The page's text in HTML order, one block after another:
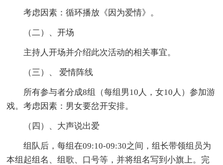
考虑因素：循环播放《因为爱情》。
（二）、开场
主持人开场并介绍此次活动的相关事宜。
（三）、 爱情阵线
所有参与者分成8组（每组男10人，女10人）参加游
戏。考虑因素：男女要岔开安排。
（四）、大声说出爱
组队后，每组在09:10-09:30之间，组长带领组员为
本组起组名、组歌、口号等，并将组名写到小旗上。完